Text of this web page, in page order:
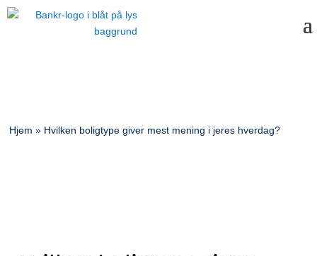
Hjem » Hvilken boligtype giver mest mening i jeres hverdag?